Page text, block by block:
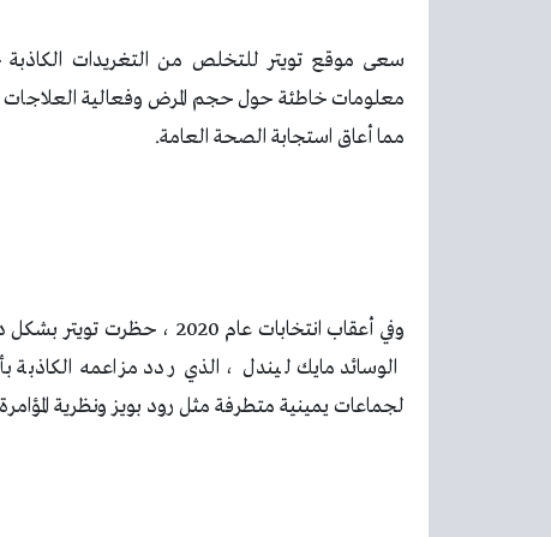
سعى موقع تويتر للتخلص من التغريدات
معلومات خاطئة حول حجم المرض وفعالية العلاجات
مما أعاق استجابة الصحة العامة.
وفي أعقاب انتخابات عام
الوسائد مايك ليندل ، الذي ردد مزاعمه الكاذبة
لجماعات يمينية متطرفة مثل رود بويز ونظرية المؤامرة